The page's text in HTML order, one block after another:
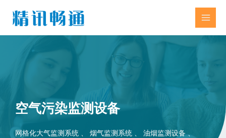
空气污染监测设备
网格化大气监测系统 、 烟气监测系统 、 油烟监测设备 、